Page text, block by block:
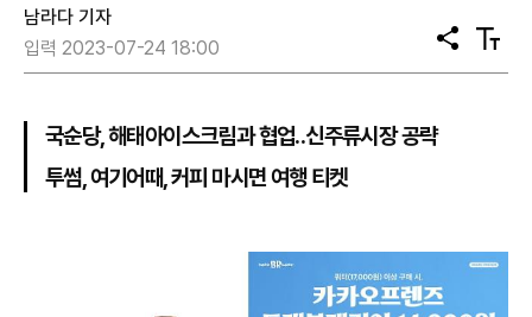
남라다 기자
입력 2023-07-24 18:00
공
유
텍
스
국순당, 해태아이스크림과 협업..신주류시장 공략
투썸, 여기어때, 커피 마시면 여행 티켓